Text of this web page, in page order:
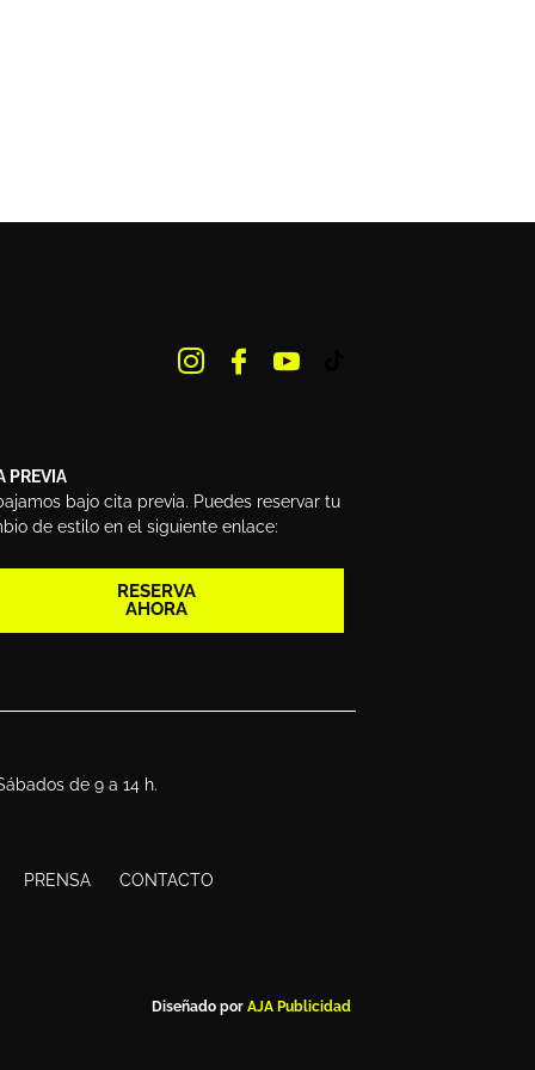
PREVIA
bajo cita previa. Puedes reservar tu
de estilo en el siguiente enlace:
RESERVA
AHORA
de 9 a 14 h.
PRENSA CONTACTO
Diseñado porAJA Publicidad